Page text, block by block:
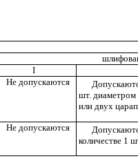
I
Не допускаются
шт. диаметром
или двух
Не допускаются
количестве1